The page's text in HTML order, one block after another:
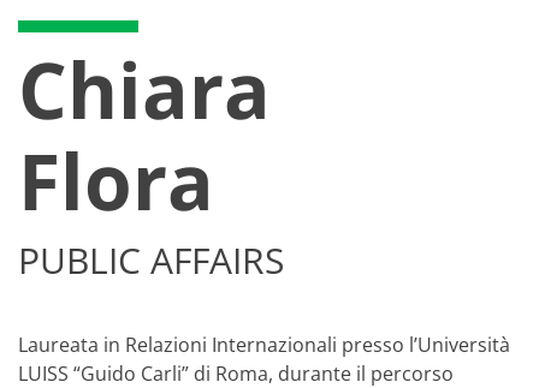
Chiara
Flora
PUBLIC AFFAIRS
Laureata in Relazioni Internazionali presso l’Università
LUISS “Guido Carli” di Roma, durante il percorso